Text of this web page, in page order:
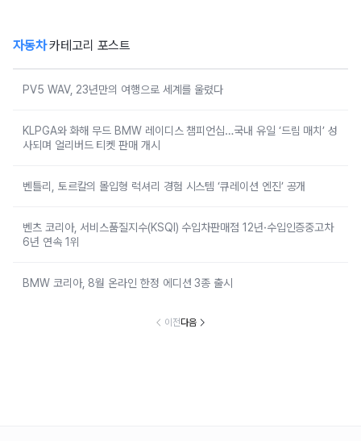
자동차카테고리 포스트
PV5 WAV, 23년만의 여행으로 세계를 울렸다
KLPGA와 화해 무드 BMW 레이디스 챔피언십…국내 유일 ‘드림 매치’ 성
사되며 얼리버드 티켓 판매 개시
벤틀리, 토르칼의 몰입형 럭셔리 경험 시스템 ‘큐레이션 엔진’ 공개
벤츠 코리아, 서비스품질지수(KSQI) 수입차판매점 12년·수입인증중고차
6년 연속 1위
BMW 코리아, 8월 온라인 한정 에디션 3종 출시
이전다음